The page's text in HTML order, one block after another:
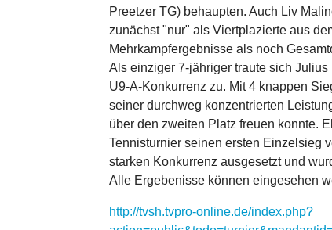
Preetzer TG) behaupten. Auch Liv
zunächst "nur" als Viertplazierte aus
Mehrkampfergebnisse als noch
Als einziger 7-jähriger traute sich
U9-A-Konkurrenz zu. Mit 4 knappen
seiner durchweg konzentrierten
über den zweiten Platz freuen konnte.
Tennisturnier seinen ersten Einzelsieg
starken Konkurrenz ausgesetzt und
Alle Ergebenisse können eingesehen
http://tvsh.tvpro-online.de/index.php?